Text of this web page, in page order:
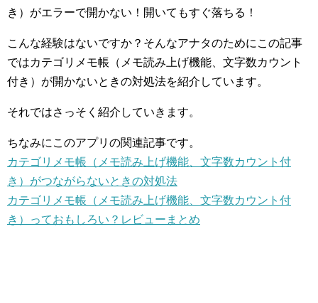
き）がエラーで開かない！開いてもすぐ落ちる！
こんな経験はないですか？そんなアナタのためにこの記事
ではカテゴリメモ帳（メモ読み上げ機能、文字数カウント
付き）が開かないときの対処法を紹介しています。
それではさっそく紹介していきます。
ちなみにこのアプリの関連記事です。
カテゴリメモ帳（メモ読み上げ機能、文字数カウント付
き）がつながらないときの対処法
カテゴリメモ帳（メモ読み上げ機能、文字数カウント付
き）っておもしろい？レビューまとめ